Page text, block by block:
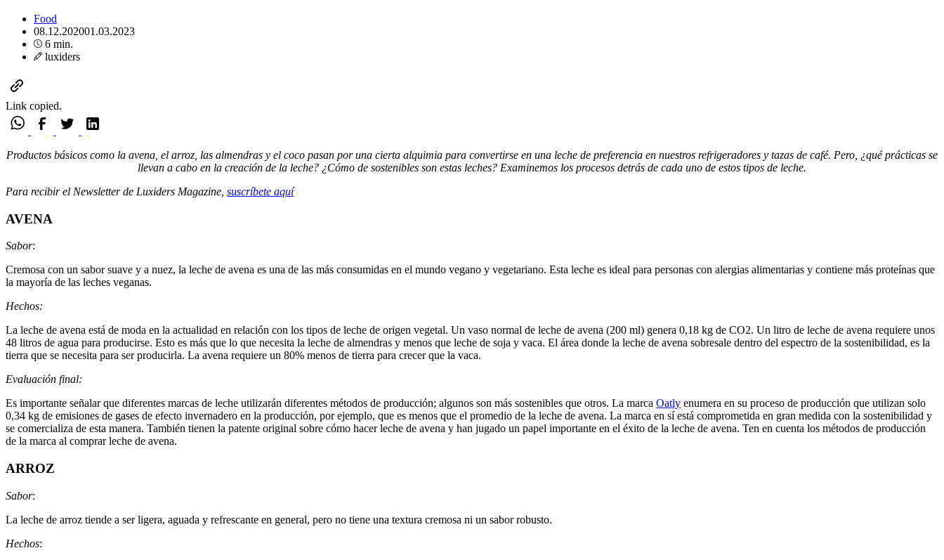
Food
08.12.202001.03.2023
6 min.
luxiders
Link copied.
Productos básicos como la avena, el arroz, las almendras y el coco pasan por una cierta alquimia para convertirse en una leche de preferencia en nuestros refrigeradores y tazas de café. Pero, ¿qué prácticas se
llevan a cabo en la creación de la leche? ¿Cómo de sostenibles son estas leches? Examinemos los procesos detrás de cada uno de estos tipos de leche.
Para recibir el Newsletter de Luxiders Magazine, suscríbete aquí
AVENA
Sabor:
Cremosa con un sabor suave y a nuez, la leche de avena es una de las más consumidas en el mundo vegano y vegetariano. Esta leche es ideal para personas con alergias alimentarias y contiene más proteínas que
la mayoría de las leches veganas.
Hechos:
La leche de avena está de moda en la actualidad en relación con los tipos de leche de origen vegetal. Un vaso normal de leche de avena (200 ml) genera 0,18 kg de CO2. Un litro de leche de avena requiere unos
48 litros de agua para producirse. Esto es más que lo que necesita la leche de almendras y menos que leche de soja y vaca. El área donde la leche de avena sobresale dentro del espectro de la sostenibilidad, es la
tierra que se necesita para ser producirla. La avena requiere un 80% menos de tierra para crecer que la vaca.
Evaluación final:
Es importante señalar que diferentes marcas de leche utilizarán diferentes métodos de producción; algunos son más sostenibles que otros. La marca Oatly enumera en su proceso de producción que utilizan solo
0,34 kg de emisiones de gases de efecto invernadero en la producción, por ejemplo, que es menos que el promedio de la leche de avena. La marca en sí está comprometida en gran medida con la sostenibilidad y
se comercializa de esta manera. También tienen la patente original sobre cómo hacer leche de avena y han jugado un papel importante en el éxito de la leche de avena. Ten en cuenta los métodos de producción
de la marca al comprar leche de avena.
ARROZ
Sabor:
La leche de arroz tiende a ser ligera, aguada y refrescante en general, pero no tiene una textura cremosa ni un sabor robusto.
Hechos: